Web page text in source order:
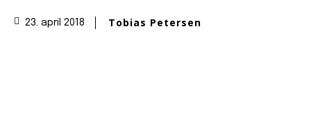
23. april 2018 Tobias Petersen